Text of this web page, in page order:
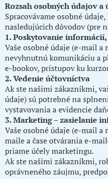
Rozsah osobných údajov a
Spracovávame osobné
nasledujúcich dôvodov (pre
1. Poskytovanie
Vaše osobné údaje (e-mail a
nevyhnutnú komunikáciu a
e-bookov, prístupov ku
2. Vedenie účtovníctva
Ak ste našimi zákazníkmi,
údaje) sú potrebné na
vystavovania a evidencie
3. Marketing – zasielanie
Vaše osobné údaje (e-mail
maile a čase otvárania e-
priame účely marketingu.
Ak ste našimi zákazníkmi,
oprávneného záujmu,